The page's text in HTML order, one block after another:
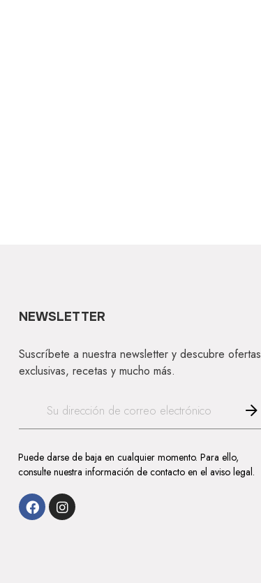
NEWSLETTER
Suscríbete a nuestra newsletter y descubre ofertas
exclusivas, recetas y mucho más.
Puede darse de baja en cualquier momento. Para ello,
consulte nuestra información de contacto en el aviso legal.